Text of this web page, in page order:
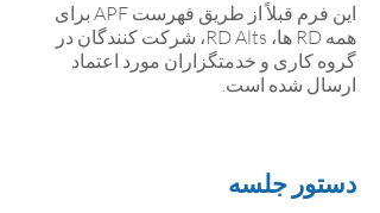
این فرم قبلاً از طریق فهرست APF برای
همه RD ها، RD Alts، شرکت کنندگان در
گروه کاری و خدمتگزاران مورد اعتماد
ارسال شده است.
دستور جلسه